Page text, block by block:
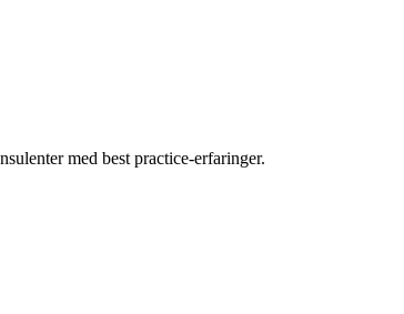
med best practice-erfaringer.